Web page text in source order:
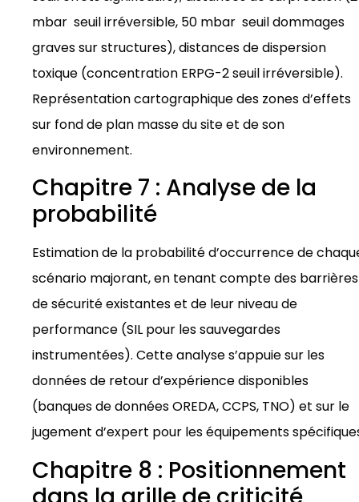
mbar seuil irréversible, 50 mbar seuil dommages
graves sur structures), distances de dispersion
toxique (concentration ERPG-2 seuil irréversible).
Représentation cartographique des zones d’effets
sur fond de plan masse du site et de son
environnement.
Chapitre 7 : Analyse de la
probabilité
Estimation de la probabilité d’occurrence de
scénario majorant, en tenant compte des barrières
de sécurité existantes et de leur niveau de
performance (SIL pour les sauvegardes
instrumentées). Cette analyse s’appuie sur les
données de retour d’expérience disponibles
(banques de données OREDA, CCPS, TNO) et sur le
jugement d’expert pour les équipements
Chapitre 8 : Positionnement